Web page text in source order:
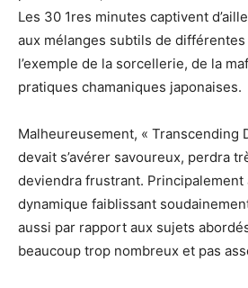
Les 30 1res minutes captivent
aux mélanges subtils de
l’exemple de la sorcellerie, de la
pratiques chamaniques japonaises.
Malheureusement, « Transcending
devait s’avérer savoureux, perdra
deviendra frustrant. Principalement
dynamique faiblissant
aussi par rapport aux sujets
beaucoup trop nombreux et pas